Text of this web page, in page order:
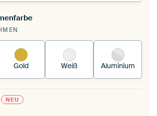
einen wechselbaren Textiltuch in
ArtFrame™.
Gold Weiß Aluminium
NEU